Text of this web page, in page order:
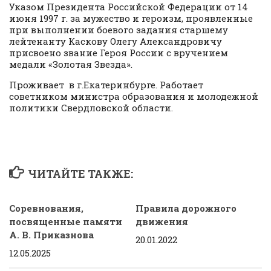
Указом Президента Российской Федерации от 14
июня 1997 г. за мужество и героизм, проявленные
при выполнении боевого задания старшему
лейтенанту Каскову Олегу Александровичу
присвоено звание Героя России с вручением
медали «Золотая Звезда».
Проживает в г.Екатеринбурге. Работает
советником министра образования и молодежной
политики Свердловской области.
ЧИТАЙТЕ ТАКЖЕ:
Соревнования,
посвященные памяти
А. В. Приказнова
12.05.2025
Правила дорожного
движения
20.01.2022